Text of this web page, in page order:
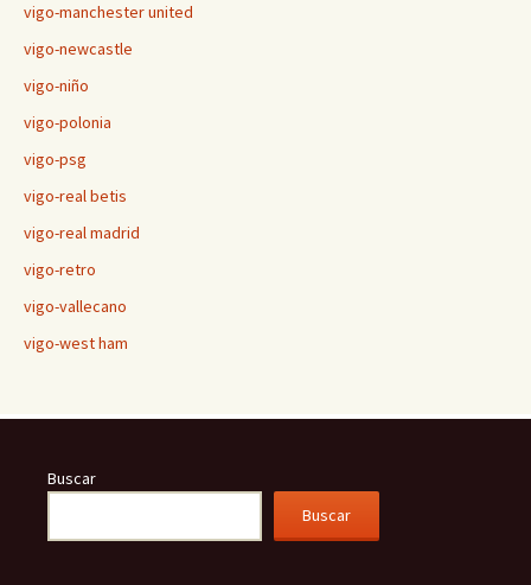
vigo-manchester united
vigo-newcastle
vigo-niño
vigo-polonia
vigo-psg
vigo-real betis
vigo-real madrid
vigo-retro
vigo-vallecano
vigo-west ham
Buscar
Buscar